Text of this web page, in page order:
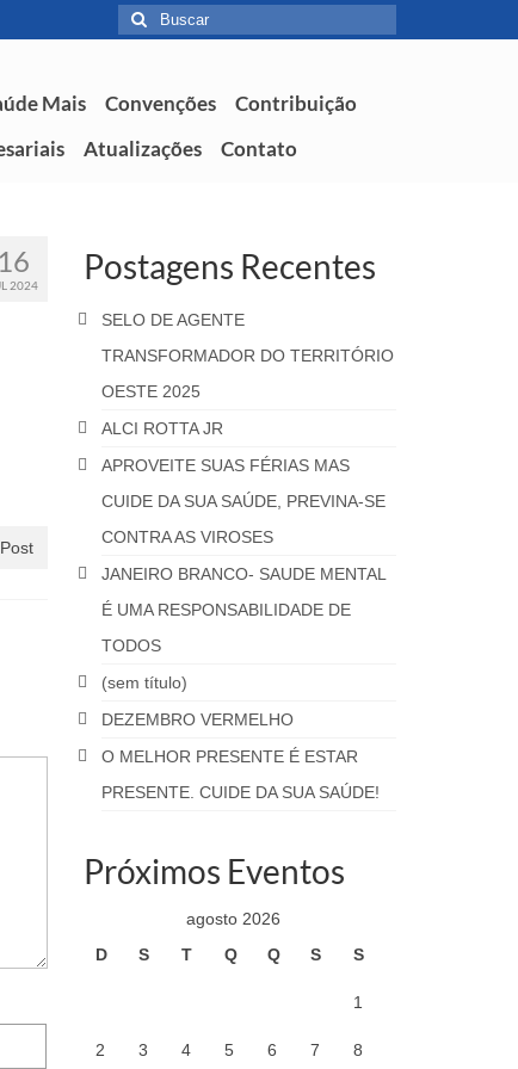
Mais Convenções
Contribuição
Atualizações Contato
16
2024 Postagens Recentes
SELO DE AGENTE
TRANSFORMADOR DO TERRITÓRIO
OESTE 2025
ALCI ROTTA JR
APROVEITE SUAS FÉRIAS MAS
CUIDE DA SUA SAÚDE, PREVINA-SE
CONTRA AS VIROSES
JANEIRO BRANCO- SAUDE MENTAL
É UMA RESPONSABILIDADE DE
TODOS
(sem título)
DEZEMBRO VERMELHO
O MELHOR PRESENTE É ESTAR
PRESENTE. CUIDE DA SUA SAÚDE!
Próximos Eventos
agosto 2026
D
S T Q Q S S
1
2 3 4 5 6 7 8